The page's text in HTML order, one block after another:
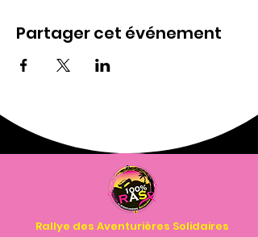
Partager cet événement
Rallye des Aventurières Solidaires